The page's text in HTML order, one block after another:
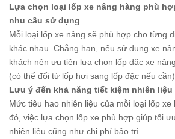
Lựa chọn loại lốp xe nâng hàng phù
nhu cầu sử dụng
Mỗi loại lốp xe nâng sẽ phù hợp cho từng
khác nhau. Chẳng hạn, nếu sử dụng xe
khách nên ưu tiên lựa chọn lốp đặc xe
(có thể đổi từ lốp hơi sang lốp đặc nếu cần).
Lưu ý đến khả năng tiết kiệm nhiên liệu
Mức tiêu hao nhiên liệu của mỗi loại lốp
đó, việc lựa chọn lốp xe phù hợp giúp tối
nhiên liệu cũng như chi phí bảo trì.